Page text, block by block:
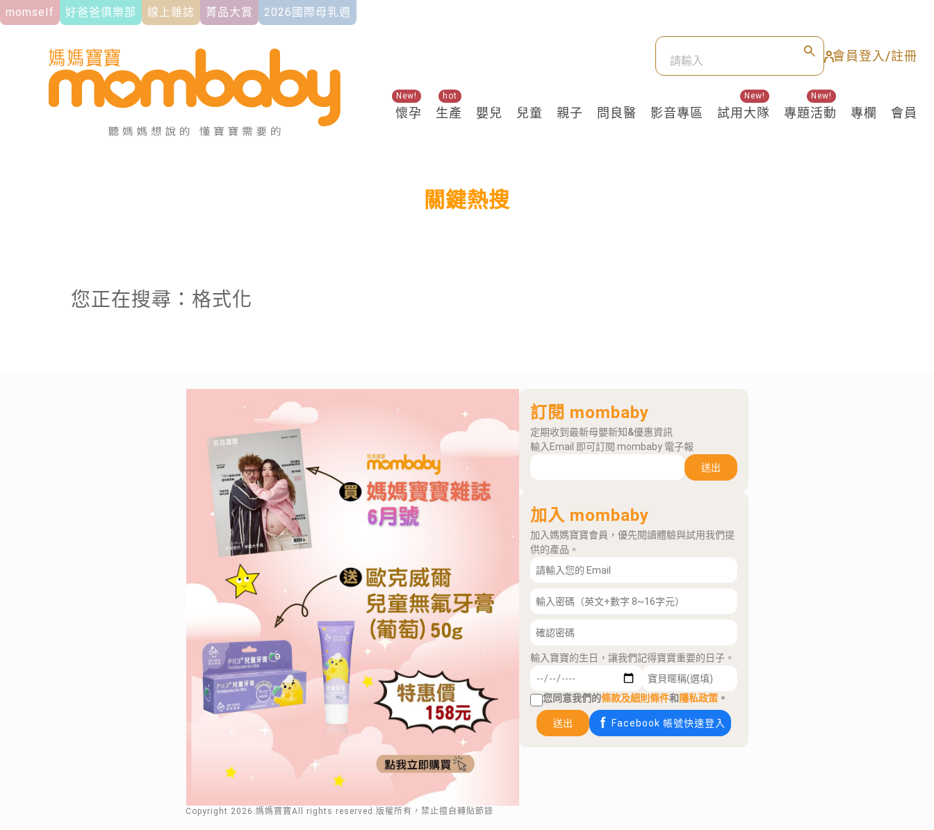
momself 好爸爸俱樂部 線上雜誌 菁品大賞 2026國際母乳週
會員登入/註冊
懷孕
New!
生產
hot
嬰兒 兒童 親子 問良醫 影音專區 試用大隊
New!
專題活動
New!
專欄 會員
關鍵熱搜
您正在搜尋：格式化
Copyright 2026 .媽媽寶寶All rights reserved.版權所有，禁止擅自轉貼節錄
訂閱 mombaby
定期收到最新母嬰新知&優惠資訊
輸入Email 即可訂閱 mombaby 電子報
送出
加入 mombaby
加入媽媽寶寶會員，優先閱讀體驗與試用我們提
供的產品。
輸入寶寶的生日，讓我們記得寶寶重要的日子。
您同意我們的條款及細則條件和隱私政策 。
送出 Facebook 帳號快速登入